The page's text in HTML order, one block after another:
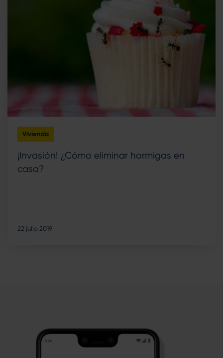
Vivienda
¡Invasión! ¿Cómo eliminar hormigas en
casa?
22 julio 2019